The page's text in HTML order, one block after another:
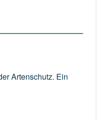
Artenschutz. Ein